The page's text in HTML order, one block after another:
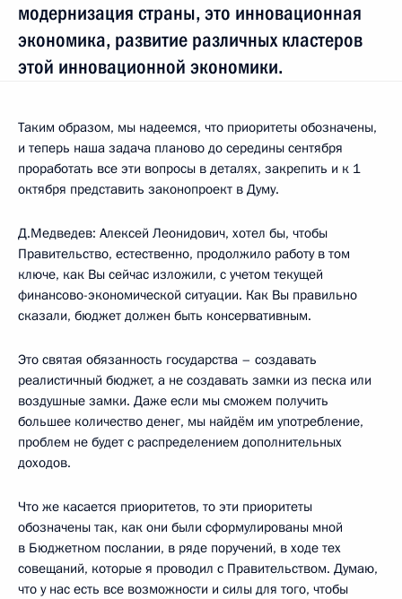
модернизация страны, это инновационная
экономика, развитие различных кластеров
этой инновационной экономики.
Таким образом, мы надеемся, что приоритеты обозначены,
и теперь наша задача планово до середины сентября
проработать все эти вопросы в деталях, закрепить и к 1
октября представить законопроект в Думу.
Д.Медведев: Алексей Леонидович, хотел бы, чтобы
Правительство, естественно, продолжило работу в том
ключе, как Вы сейчас изложили, с учетом текущей
финансово-экономической ситуации. Как Вы правильно
сказали, бюджет должен быть консервативным.
Это святая обязанность государства – создавать
реалистичный бюджет, а не создавать замки из песка или
воздушные замки. Даже если мы сможем получить
большее количество денег, мы найдём им употребление,
проблем не будет с распределением дополнительных
доходов.
Что же касается приоритетов, то эти приоритеты
обозначены так, как они были сформулированы мной
в Бюджетном послании, в ряде поручений, в ходе тех
совещаний, которые я проводил с Правительством. Думаю,
что у нас есть все возможности и силы для того, чтобы